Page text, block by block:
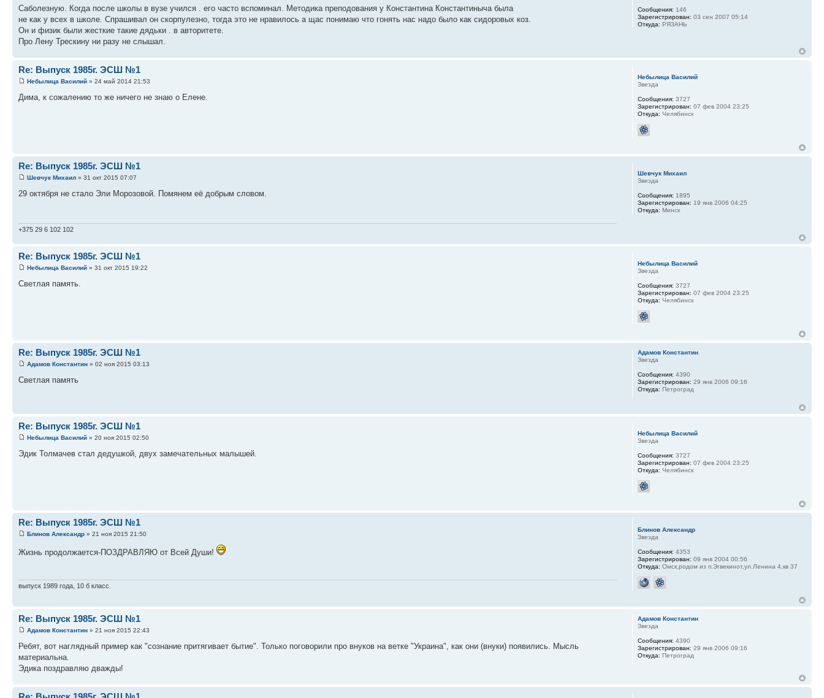
Саболезную. Когда после школы в вузе учился . его часто вспоминал. Методика преподования у Константина Константиныча была
не как у всех в школе. Спрашивал он скорпулезно, тогда это не нравилось а щас понимаю что гонять нас надо было как сидоровых коз.
Он и физик были жесткие такие дядьки . в авторитете.
Про Лену Трескину ни разу не слышал.
Сообщения: 146
Зарегистрирован: 03 сен 2007 05:14
Откуда: РЯЗАНЬ
Re: Выпуск 1985г. ЭСШ №1
Небылица Василий » 24 май 2014 21:53
Дима, к сожалению то же ничего не знаю о Елене.
Небылица Василий
Звезда
Сообщения: 3727
Зарегистрирован: 07 фев 2004 23:25
Откуда: Челябинск
Re: Выпуск 1985г. ЭСШ №1
Шевчук Михаил » 31 окт 2015 07:07
29 октября не стало Эли Морозовой. Помянем её добрым словом.
+375 29 6 102 102
Шевчук Михаил
Звезда
Сообщения: 1895
Зарегистрирован: 19 янв 2006 04:25
Откуда: Минск
Re: Выпуск 1985г. ЭСШ №1
Небылица Василий » 31 окт 2015 19:22
Светлая память.
Небылица Василий
Звезда
Сообщения: 3727
Зарегистрирован: 07 фев 2004 23:25
Откуда: Челябинск
Re: Выпуск 1985г. ЭСШ №1
Адамов Константин » 02 ноя 2015 03:13
Светлая память
Адамов Константин
Звезда
Сообщения: 4390
Зарегистрирован: 29 янв 2006 09:16
Откуда: Петроград
Re: Выпуск 1985г. ЭСШ №1
Небылица Василий » 20 ноя 2015 02:50
Эдик Толмачев стал дедушкой, двух замечательных малышей.
Небылица Василий
Звезда
Сообщения: 3727
Зарегистрирован: 07 фев 2004 23:25
Откуда: Челябинск
Re: Выпуск 1985г. ЭСШ №1
Блинов Александр » 21 ноя 2015 21:50
Жизнь продолжается-ПОЗДРАВЛЯЮ от Всей Души!
выпуск 1989 года, 10 б класс.
Блинов Александр
Звезда
Сообщения: 4353
Зарегистрирован: 09 янв 2004 00:56
Откуда: Омск,родом из п.Эгвекинот,ул.Ленина 4,кв 37
Re: Выпуск 1985г. ЭСШ №1
Адамов Константин » 21 ноя 2015 22:43
Ребят, вот наглядный пример как "сознание притягивает бытие". Только поговорили про внуков на ветке "Украина", как они (внуки) появились. Мысль
материальна.
Эдика поздравляю дважды!
Адамов Константин
Звезда
Сообщения: 4390
Зарегистрирован: 29 янв 2006 09:16
Откуда: Петроград